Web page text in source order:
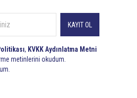
KAYIT OL
, KVKK Aydınlatma Metni
metinlerini okudum.